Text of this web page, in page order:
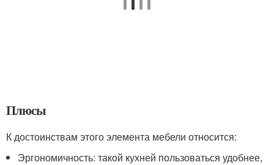
Плюсы
К достоинствам этого элемента мебели относится:
Эргономичность: такой кухней пользоваться удобнее,